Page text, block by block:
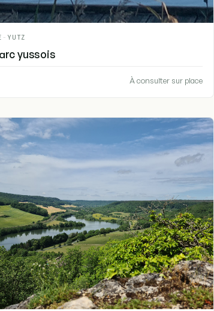
- YUTZ
yussois
À consulter sur place